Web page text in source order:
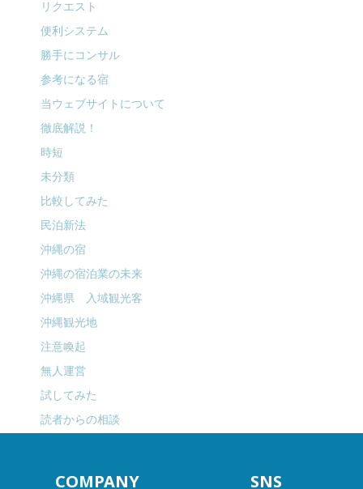
リクエスト
便利システム
勝手にコンサル
参考になる宿
当ウェブサイトについて
徹底解説！
時短
未分類
比較してみた
民泊新法
沖縄の宿
沖縄の宿泊業の未来
沖縄県 入域観光客
沖縄観光地
注意喚起
無人運営
試してみた
読者からの相談
COMPANY SNS